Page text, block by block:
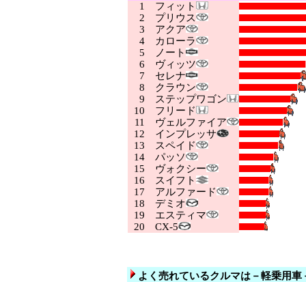
1
フィット
2 プリウス
3 アクア
4カローラ
5 ノート
6 ヴィッツ
7 セレナ
8 クラウン
9 ステップワゴン
10 フリード
11
ヴェルファイア
12 インプレッサ
13 スペイド
14パッソ
15 ヴォクシー
16 スイフト
17 アルファード
18 デミオ
19 エスティマ
20 CX-5
よく売れているクルマは－軽乗用車